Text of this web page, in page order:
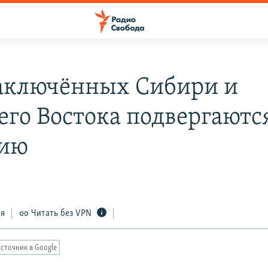
Сибири и
Востока
Читать без VPN
в Google